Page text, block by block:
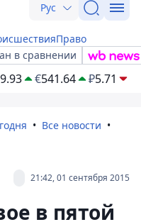
Рус
Право
в сравнении
€541.64 ₽5.71
Все новости
21:42, 01 сентября 2015
в пятой